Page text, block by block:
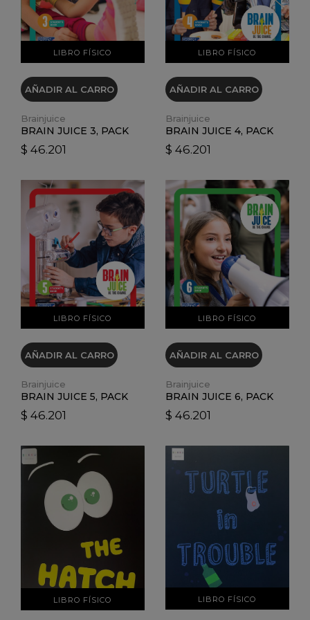
LIBRO FÍSICO
AÑADIR AL CARRO
Brainjuice
BRAIN JUICE 3, PACK
$ 46.201
LIBRO FÍSICO
AÑADIR AL CARRO
Brainjuice
BRAIN JUICE 4, PACK
$ 46.201
LIBRO FÍSICO
VER DETALLES
AÑADIR AL CARRO
Brainjuice
BRAIN JUICE 5, PACK
$ 46.201
LIBRO FÍSICO
VER DETALLES
AÑADIR AL CARRO
Brainjuice
BRAIN JUICE 6, PACK
$ 46.201
LIBRO FÍSICO
VER DETALLES
LIBRO FÍSICO
VER DETALLES